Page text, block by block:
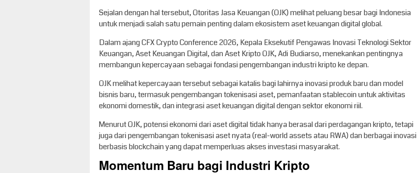
Sejalan dengan hal tersebut, Otoritas Jasa Keuangan (OJK) melihat peluang besar bagi Indonesia
untuk menjadi salah satu pemain penting dalam ekosistem aset keuangan digital global.
Dalam ajang CFX Crypto Conference 2026, Kepala Eksekutif Pengawas Inovasi Teknologi Sektor
Keuangan, Aset Keuangan Digital, dan Aset Kripto OJK, Adi Budiarso, menekankan pentingnya
membangun kepercayaan sebagai fondasi pengembangan industri kripto ke depan.
OJK melihat kepercayaan tersebut sebagai katalis bagi lahirnya inovasi produk baru dan model
bisnis baru, termasuk pengembangan tokenisasi aset, pemanfaatan stablecoin untuk aktivitas
ekonomi domestik, dan integrasi aset keuangan digital dengan sektor ekonomi riil.
Menurut OJK, potensi ekonomi dari aset digital tidak hanya berasal dari perdagangan kripto, tetapi
juga dari pengembangan tokenisasi aset nyata (real-world assets atau RWA) dan berbagai inovasi
berbasis blockchain yang dapat memperluas akses investasi masyarakat.
Momentum Baru bagi Industri Kripto